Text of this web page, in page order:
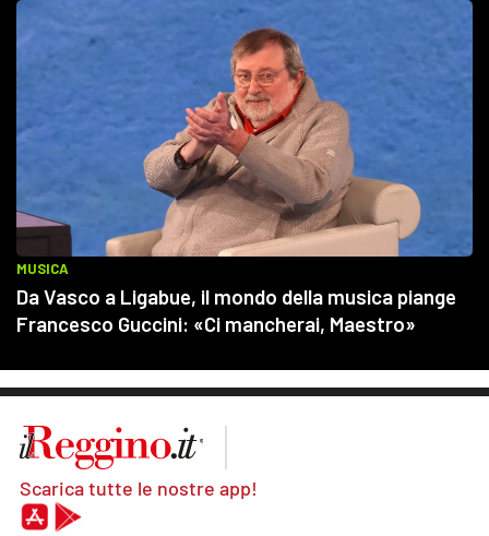
Scarica tutte le nostre app!